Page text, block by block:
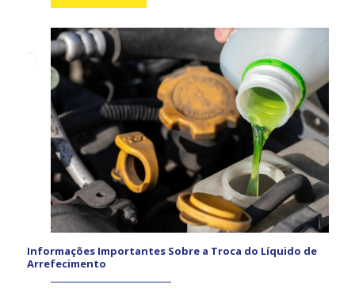
Informações Importantes Sobre a Troca do Líquido de
Arrefecimento